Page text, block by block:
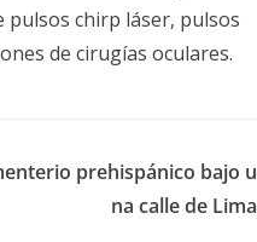
pulsos chirp láser, pulsos
de cirugías oculares.
prehispánico bajo u
na calle de Lima